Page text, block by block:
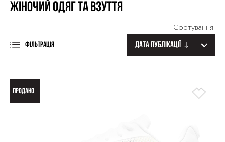
Жіночий одяг та взуття
ФІЛЬТРАЦІЯ
Сортування:
Дата публікації
ПРОДАНО